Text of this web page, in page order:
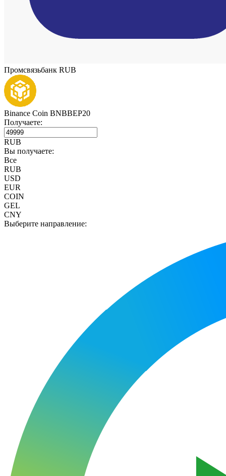
Промсвязьбанк RUB
Binance Coin BNBBEP20
Получаете:
RUB
Вы получаете:
Все
RUB
USD
EUR
COIN
GEL
CNY
Выберите направление: